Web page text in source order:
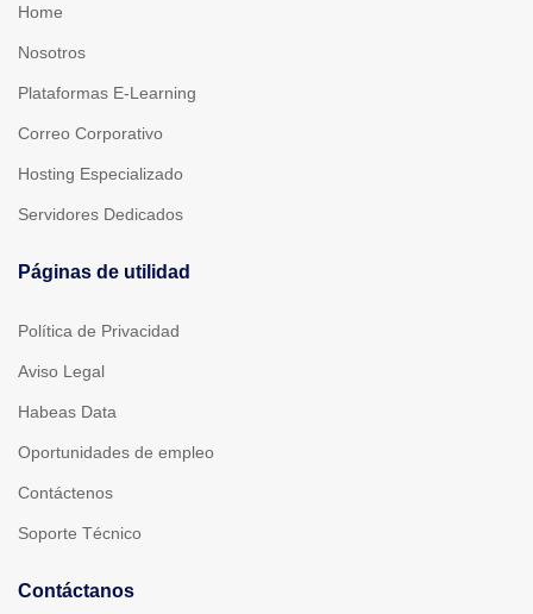
Home
Nosotros
Plataformas E-Learning
Correo Corporativo
Hosting Especializado
Servidores Dedicados
Páginas de utilidad
Política de Privacidad
Aviso Legal
Habeas Data
Oportunidades de empleo
Contáctenos
Soporte Técnico
Contáctanos